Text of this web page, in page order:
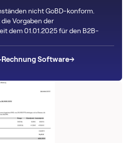
nicht GoBD-konform.
Vorgaben der
dem 01.01.2025 für den B2B-
Software→
→